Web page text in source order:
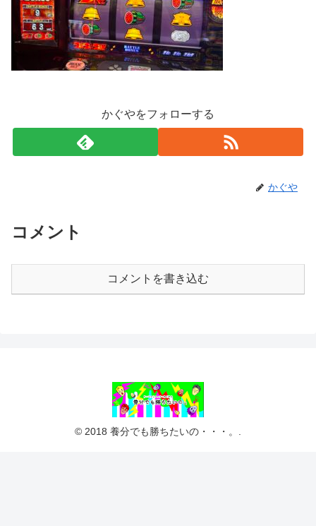
かぐやをフォローする
かぐや
コメント
コメントを書き込む
© 2018 養分でも勝ちたいの・・・。.